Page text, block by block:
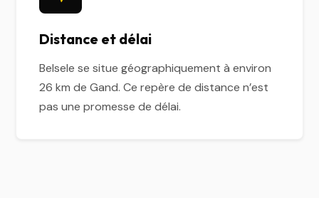
Distance et délai
Belsele se situe géographiquement à environ
26 km de Gand. Ce repère de distance n’est
pas une promesse de délai.